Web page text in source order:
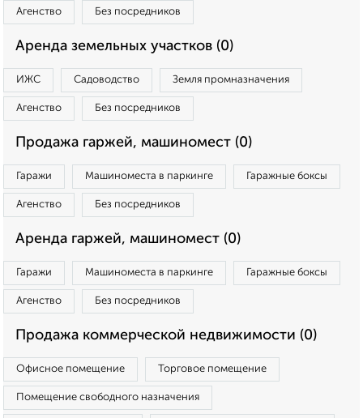
Агенство Без посредников
Аренда земельных участков (0)
ИЖС Садоводство Земля промназначения
Агенство Без посредников
Продажа гаржей, машиномест (0)
Гаражи Машиноместа в паркинге Гаражные боксы
Агенство Без посредников
Аренда гаржей, машиномест (0)
Гаражи Машиноместа в паркинге Гаражные боксы
Агенство Без посредников
Продажа коммерческой недвижимости (0)
Офисное помещение Торговое помещение
Помещение свободного назначения